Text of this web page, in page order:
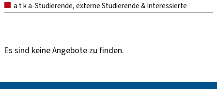
a t k a-Studierende, externe Studierende & Interessierte
Es sind keine Angebote zu finden.